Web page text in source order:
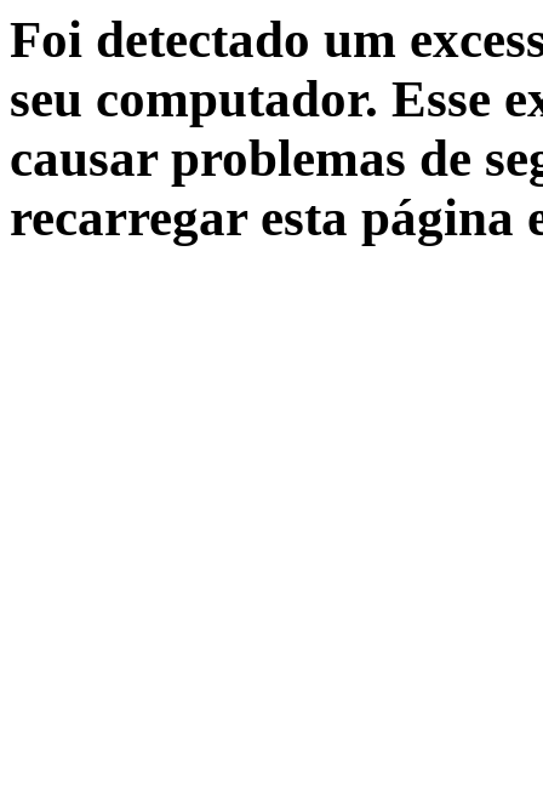
Foi detectado um
seu computador. Esse
causar problemas de
recarregar esta página